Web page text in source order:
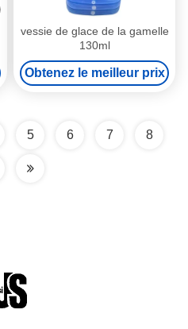
vessie de glace de la gamelle
130ml
Obtenez le meilleur prix
5 6 7 8